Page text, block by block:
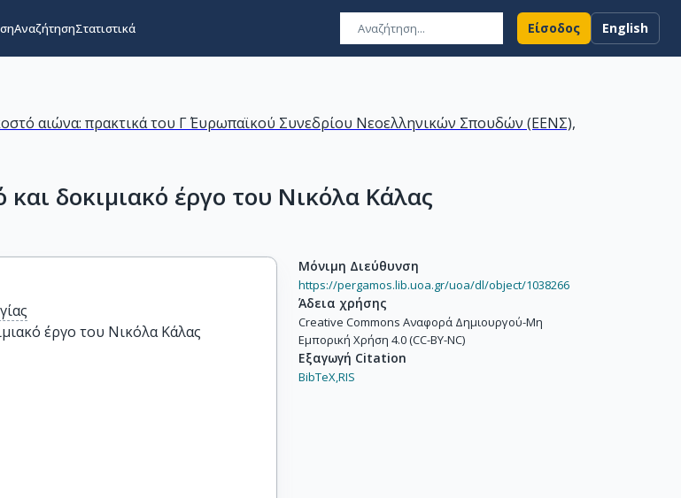
ΑναζήτησηΣτατιστικά Είσοδος English
αιώνα: πρακτικά του Γ΄ Ευρωπαϊκού Συνεδρίου Νεοελληνικών Σπουδών (ΕΕΝΣ),
δοκιμιακό έργο του Νικόλα Κάλας
έργο του Νικόλα Κάλας
Μόνιμη Διεύθυνση
https://pergamos.lib.uoa.gr/uoa/dl/object/1038266
Άδεια χρήσης
Creative Commons Αναφορά Δημιουργού-Μη
Εμπορική Χρήση 4.0 (CC-BY-NC)
Εξαγωγή Citation
BibTeX,RIS